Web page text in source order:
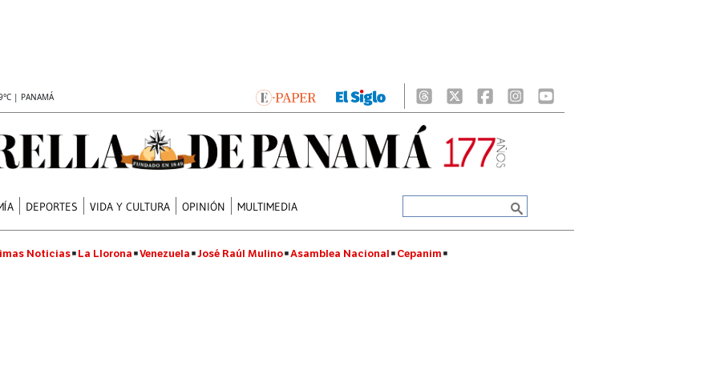
| PANAMÁ
DEPORTES VIDA Y CULTURA OPINIÓN MULTIMEDIA
Noticias La Llorona Venezuela José Raúl Mulino Asamblea Nacional Cepanim